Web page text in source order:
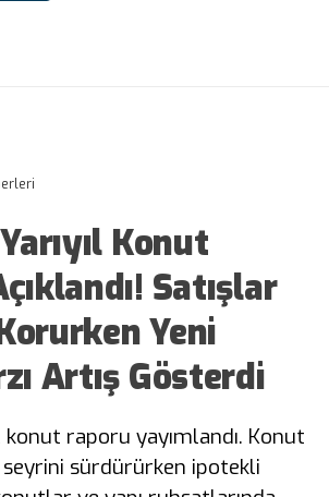
Konut
Satışlar
Yeni
Artış Gösterdi
konut raporu yayımlandı. Konut
seyrini sürdürürken ipotekli